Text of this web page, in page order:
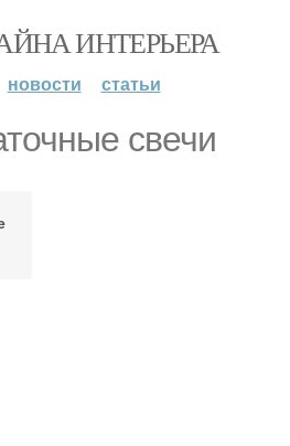
ИНТЕРЬЕРА
новости статьи
свечи